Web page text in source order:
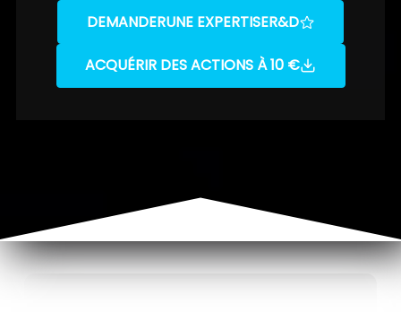
DEMANDERUNE EXPERTISER&D
ACQUÉRIR DES ACTIONS À 10 €